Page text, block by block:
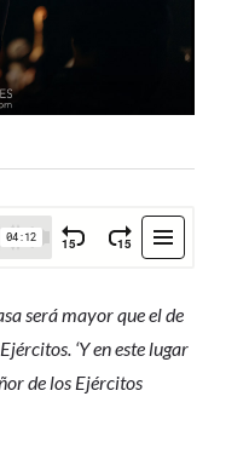
será mayor que el de
‘Y en este lugar
de los Ejércitos